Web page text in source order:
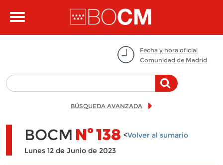
Toggle
Fecha y hora oficial
Comunidad de Madrid
BÚSQUEDA AVANZADA
BOCM Nº138 <Volver al sumario
Lunes 12 de Junio de 2023